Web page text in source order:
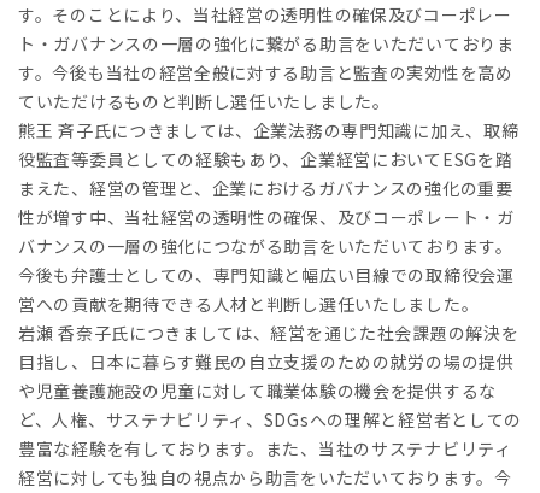
す。そのことにより、当社経営の透明性の確保及びコーポレー
ト・ガバナンスの一層の強化に繋がる助言をいただいておりま
す。今後も当社の経営全般に対する助言と監査の実効性を高め
ていただけるものと判断し選任いたしました。
熊王 斉子氏につきましては、企業法務の専門知識に加え、取締
役監査等委員としての経験もあり、企業経営においてESGを踏
まえた、経営の管理と、企業におけるガバナンスの強化の重要
性が増す中、当社経営の透明性の確保、及びコーポレート・ガ
バナンスの一層の強化につながる助言をいただいております。
今後も弁護士としての、専門知識と幅広い目線での取締役会運
営への貢献を期待できる人材と判断し選任いたしました。
岩瀬 香奈子氏につきましては、経営を通じた社会課題の解決を
目指し、日本に暮らす難民の自立支援のための就労の場の提供
や児童養護施設の児童に対して職業体験の機会を提供するな
ど、人権、サステナビリティ、SDGsへの理解と経営者としての
豊富な経験を有しております。また、当社のサステナビリティ
経営に対しても独自の視点から助言をいただいております。今